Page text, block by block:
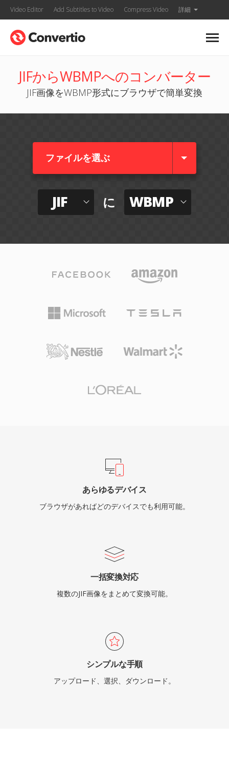
Video Editor Add Subtitles to Video Compress Video 詳細
JIFからWBMPへのコンバーター
JIF画像をWBMP形式にブラウザで簡単変換
ファイルを選ぶ
JIF に WBMP
あらゆるデバイス
ブラウザがあればどのデバイスでも利用可能。
一括変換対応
複数のJIF画像をまとめて変換可能。
シンプルな手順
アップロード、選択、ダウンロード。